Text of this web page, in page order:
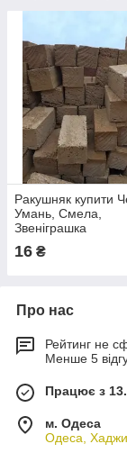
Ракушняк купити
Умань, Смела,
Звеніграшка
16 ₴
Про нас
Рейтинг не
Менше 5
Працює з
м. Одеса
Одеса,